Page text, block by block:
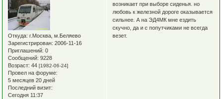
Откуда: г.Москва, м.Беляево
Зарегистрирован: 2006-11-16
Приглашений: 0
Сообщений: 9228
Возраст: 44[1982-06-24]
Провел на форуме:
5 месяцев 20 дней
Последний визит:
Сегодня 11:37
возникает при выборе сиденья. но
любовь к железной дороге оказывается
сильнее. А на ЭД4МК мне ездить
скучно, да и с попутчиками не всегда
везет.